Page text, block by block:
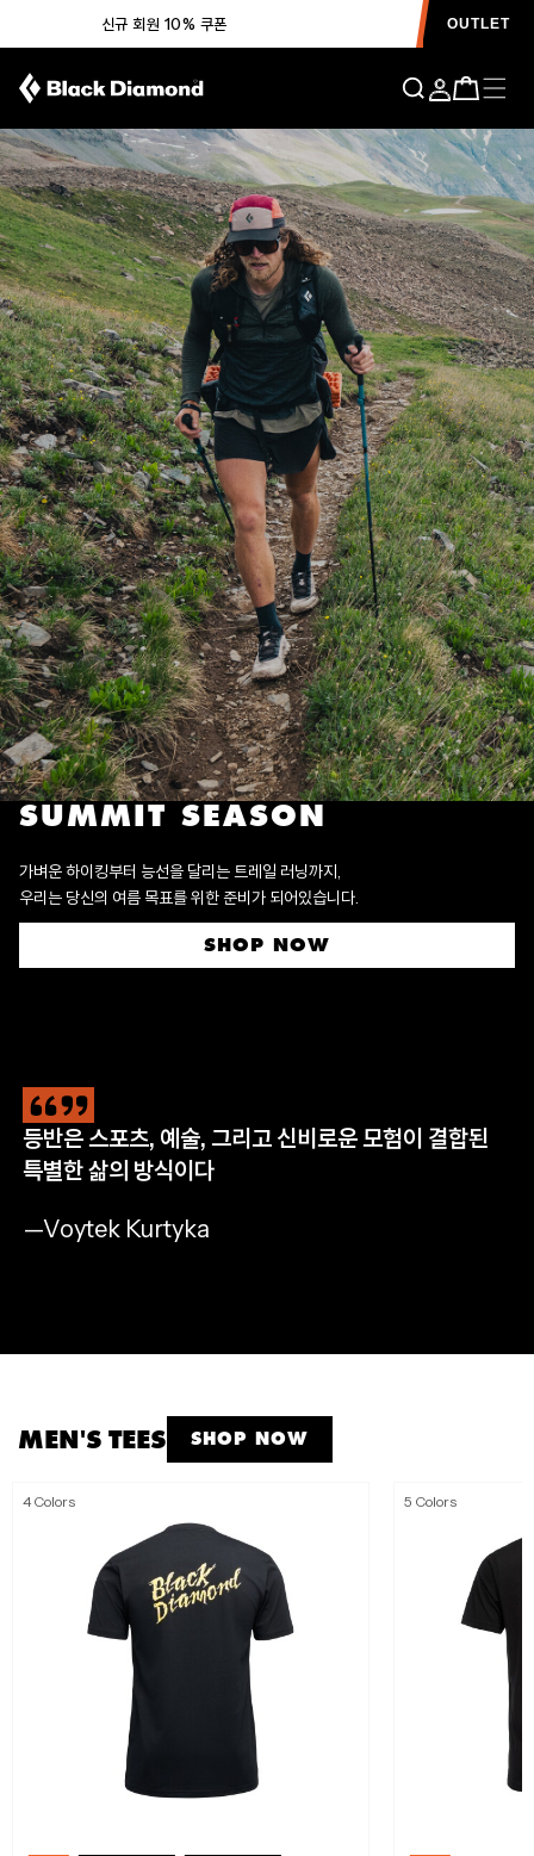
신규 회원 10% 쿠폰 OUTLET
SUMMIT SEASON
가벼운 하이킹부터 능선을 달리는 트레일 러닝까지,
우리는 당신의 여름 목표를 위한 준비가 되어있습니다.
SHOP NOW
등반은 스포츠, 예술, 그리고 신비로운 모험이 결합된
특별한 삶의 방식이다
—Voytek Kurtyka
CLIMB
완등을 위한 필수 장비
SHOP NOW
HIKE
자연으로 나아갈 완벽한 준비
SHOP NOW
RUN
멈추지 않는 산악 트레일 러닝
SHOP NOW
APPAREL
모든 아웃도어 모험을 위해
SHOP MEN'S
MEN'S TEES SHOP NOW
4 Colors 5 Colors